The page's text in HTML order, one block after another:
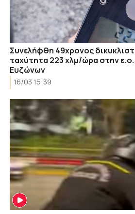
Συνελήφθη 49χρονος
ταχύτητα 223 χλμ/ώρα στην
Ευζώνων
16/03 15:39